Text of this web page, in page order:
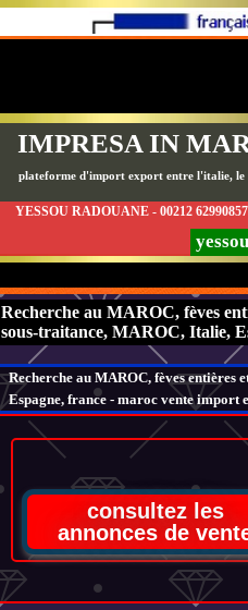
IMPRESA IN
plateforme d'import export entre l'italie,
YESSOU RADOUANE - 00212
Recherche au MAROC, fèves
sous-traitance, MAROC, Italie,
Recherche au MAROC, fèves entières
Espagne, france - maroc vente import
consultez les
annonces de